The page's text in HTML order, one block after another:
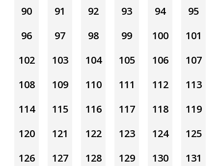
90
91 92 93 94
95
96
97 98 99 100
101
102
103 104 105 106
107
108
109 110 111 112
113
114
115 116 117 118
119
120
121 122 123 124
125
126
127 128 129 130
131